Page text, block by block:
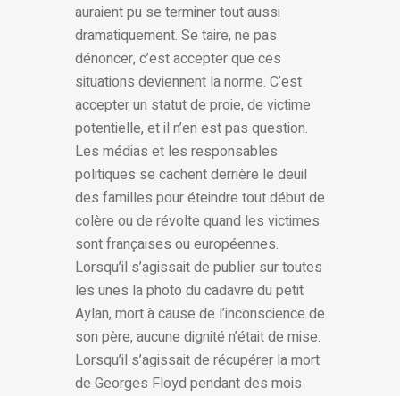
auraient pu se terminer tout aussi
dramatiquement. Se taire, ne pas
dénoncer, c’est accepter que ces
situations deviennent la norme. C’est
accepter un statut de proie, de victime
potentielle, et il n’en est pas question.
Les médias et les responsables
politiques se cachent derrière le deuil
des familles pour éteindre tout début de
colère ou de révolte quand les victimes
sont françaises ou européennes.
Lorsqu’il s’agissait de publier sur toutes
les unes la photo du cadavre du petit
Aylan, mort à cause de l’inconscience de
son père, aucune dignité n’était de mise.
Lorsqu’il s’agissait de récupérer la mort
de Georges Floyd pendant des mois